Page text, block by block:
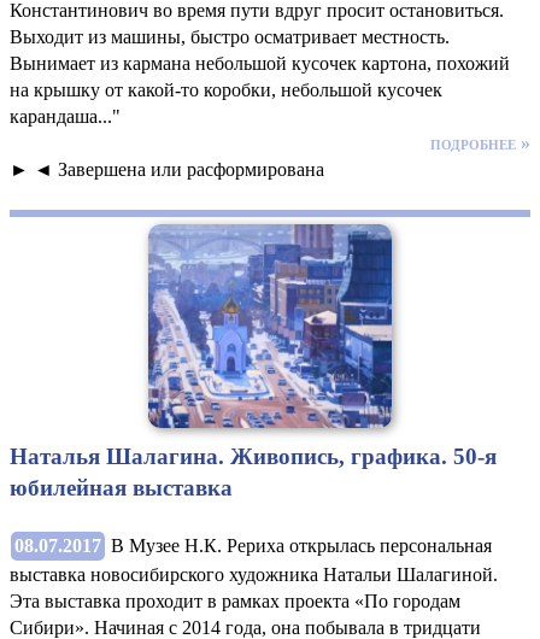
Константинович во время пути вдруг просит остановиться.
Выходит из машины, быстро осматривает местность.
Вынимает из кармана небольшой кусочек картона, похожий
на крышку от какой-то коробки, небольшой кусочек
карандаша..."
подробнее »
► ◄ Завершена или расформирована
Наталья Шалагина. Живопись, графика. 50-я
юбилейная выставка
08.07.2017 В Музее Н.К. Рериха открылась персональная
выставка новосибирского художника Натальи Шалагиной.
Эта выставка проходит в рамках проекта «По городам
Сибири». Начиная с 2014 года, она побывала в тридцати